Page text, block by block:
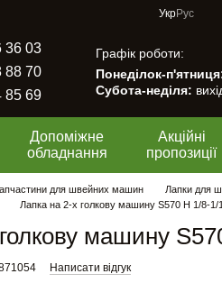
УкрРус
36 03
88 70
85 69
Графік роботи:
Понеділок-
Субота-неділя:
Допоміжне
обладнання
Акційні
пропозиції
для швейних машин
Лапки для
Лапка на 2-х голкову машину S570 H 1/8-1/
машину
Написати відгук